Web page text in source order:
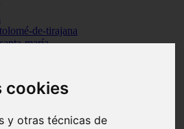
cookies
y otras técnicas de
de-tirajana
maría
- los-llanos-de-aridane